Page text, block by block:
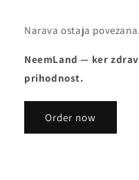
Narava ostaja povezana.
NeemLand — ker
prihodnost.
Order now